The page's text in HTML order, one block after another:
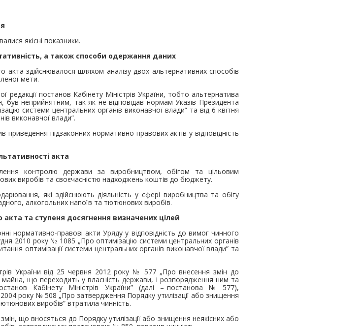
якісні показники.
а також способи одержання даних
акта здійснювалося шляхом аналізу двох альтернативних способів
мети.
постанов Кабінету Міністрів України, тобто альтернатива
був неприйнятним, так як не відповідав нормам Указів Президента
системи центральних органів виконавчої влади” та від 6 квітня
виконавчої влади”.
підзаконних нормативно-правових актів у відповідність
акта
контролю держави за виробництвом, обігом та цільовим
виробів та своєчасністю надходжень коштів до бюджету.
які здійснюють діяльність у сфері виробництва та обігу
алкогольних напоїв та тютюнових виробів.
акта та ступеня досягнення визначених цілей
нормативно-правові акти Уряду у відповідність до вимог чинного
2010 року № 1085 „Про оптимізацію системи центральних органів
оптимізації системи центральних органів виконавчої влади” та
України від 25 червня 2012 року № 577 „Про внесення змін до
майна, що переходить у власність держави, і розпорядження ним та
Кабінету Міністрів України” (далі – постанова № 577),
2004 року № 508 „Про затвердження Порядку утилізації або знищення
виробів” втратила чинність.
що вносяться до Порядку утилізації або знищення неякісних або